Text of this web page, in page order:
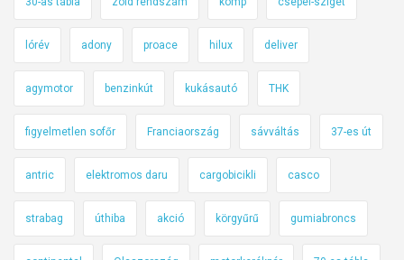
lórév adony proace hilux deliver
agymotor benzinkút kukásautó THK
figyelmetlen sofőr Franciaország sávváltás 37-es út
antric elektromos daru cargobicikli casco
strabag úthiba akció körgyűrű gumiabroncs